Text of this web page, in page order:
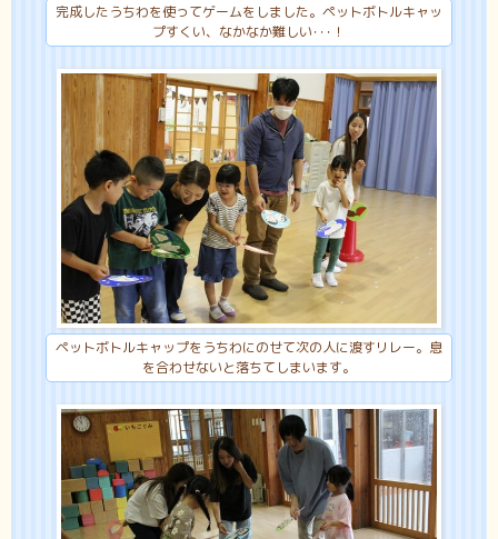
完成したうちわを使ってゲームをしました。ペットボトルキャッ
プすくい、なかなか難しい･･･！
ペットボトルキャップをうちわにのせて次の人に渡すリレー。息
を合わせないと落ちてしまいます。